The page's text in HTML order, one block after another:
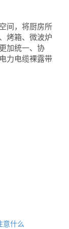
间，将厨房所
烤箱、微波炉
加统一、协
力电缆裸露带
意什么